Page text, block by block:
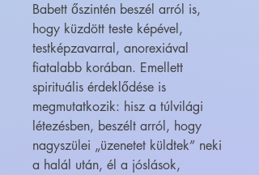
Babett őszintén beszél arról is,
hogy küzdött teste képével,
testképzavarral, anorexiával
fiatalabb korában. Emellett
spirituális érdeklődése is
megmutatkozik: hisz a túlvilági
létezésben, beszélt arról, hogy
nagyszülei „üzenetet küldtek” neki
a halál után, él a jóslások,